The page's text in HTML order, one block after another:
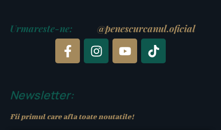
Urmareste-ne: @penescurcanul.oficial
F
a
c
b
o
o
I
n
s
r
Y
o
u
e
T
i
k
Newsletter:
Fii primul care afla toate noutatile!